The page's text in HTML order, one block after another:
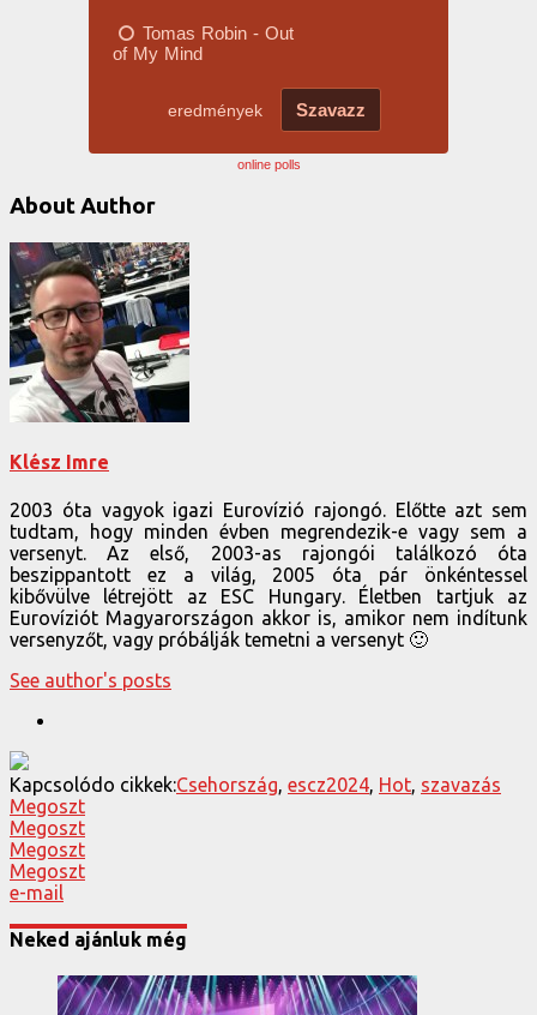
online polls
About Author
Klész Imre
2003 óta vagyok igazi Eurovízió rajongó. Előtte azt sem
tudtam, hogy minden évben megrendezik-e vagy sem a
versenyt. Az első, 2003-as rajongói találkozó óta
beszippantott ez a világ, 2005 óta pár önkéntessel
kibővülve létrejött az ESC Hungary. Életben tartjuk az
Eurovíziót Magyarországon akkor is, amikor nem indítunk
versenyzőt, vagy próbálják temetni a versenyt 🙂
See author's posts
Kapcsolódo cikkek:Csehország escz2024 Hot szavazás
Megoszt
Megoszt
Megoszt
Megoszt
e-mail
Neked ajánluk még